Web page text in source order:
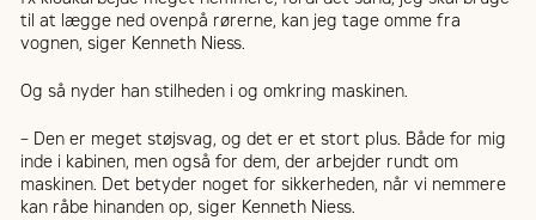
til at lægge ned ovenpå rørerne, kan jeg tage omme fra
vognen, siger Kenneth Niess.
Og så nyder han stilheden i og omkring maskinen.
– Den er meget støjsvag, og det er et stort plus. Både for mig
inde i kabinen, men også for dem, der arbejder rundt om
maskinen. Det betyder noget for sikkerheden, når vi nemmere
kan råbe hinanden op, siger Kenneth Niess.